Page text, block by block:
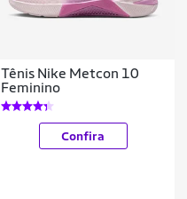
Tênis Nike Metcon 10
Feminino
Confira